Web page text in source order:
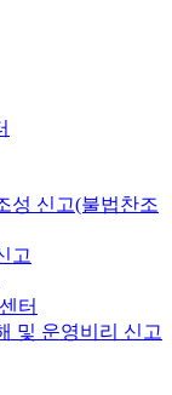
성 신고(불법찬조
고
터
및 운영비리 신고